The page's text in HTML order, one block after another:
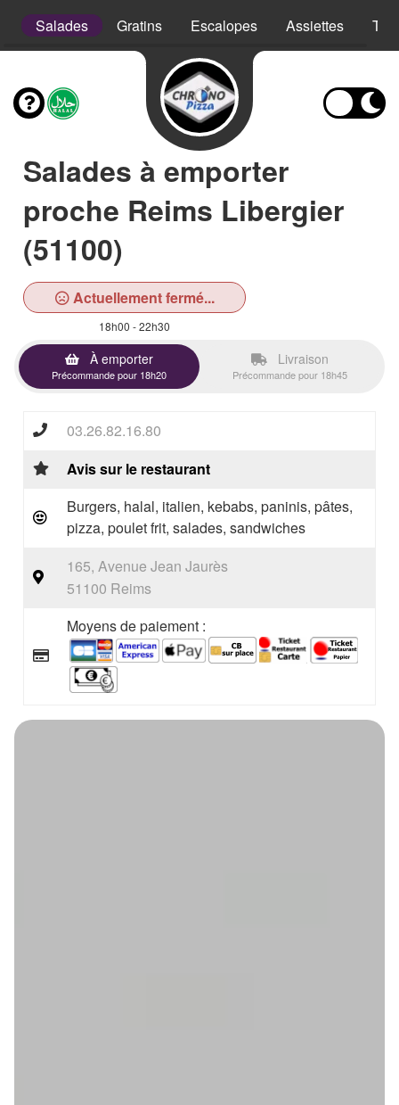
Salades Gratins Escalopes Assiettes Tex
Salades à emporter
proche Reims Libergier
(51100)
Actuellement fermé...
18h00 - 22h30
À emporter
Précommande pour 18h20
Livraison
Précommande pour 18h45
03.26.82.16.80
Avis sur le restaurant
Burgers, halal, italien, kebabs, paninis, pâtes,
pizza, poulet frit, salades, sandwiches
165, Avenue Jean Jaurès
51100 Reims
Moyens de paiement :